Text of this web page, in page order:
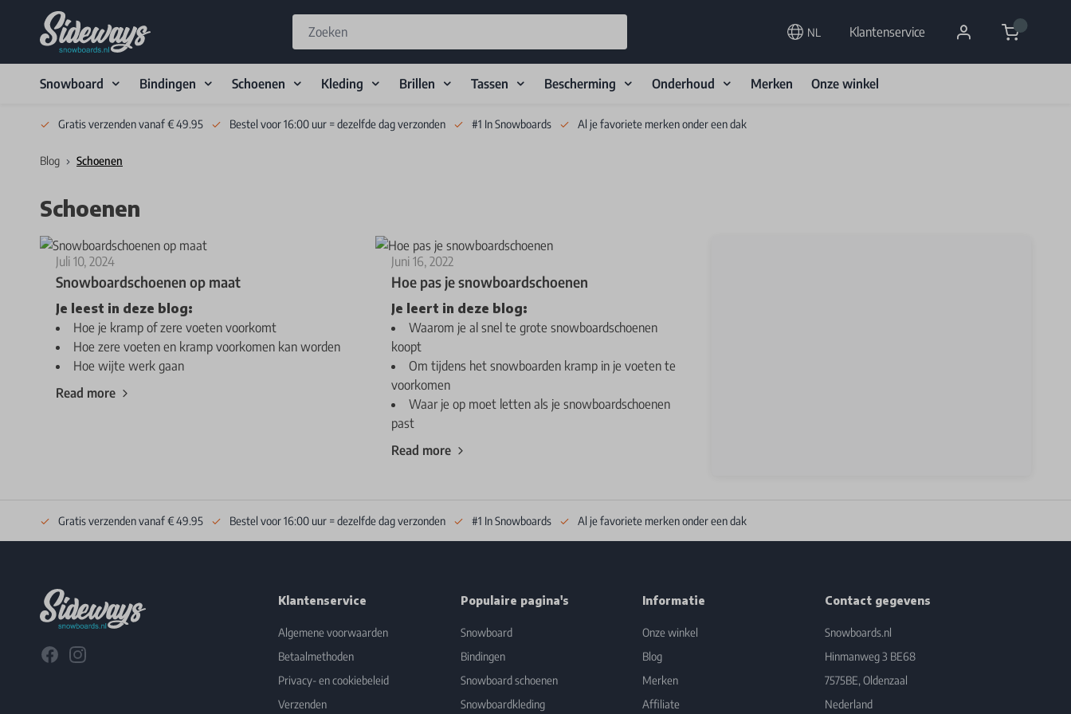
NL Klantenservice Cart
Snowboard Bindingen Schoenen Kleding Brillen Tassen Bescherming Onderhoud Merken Onze winkel
Gratis verzenden vanaf € 49.95 Bestel voor 16:00 uur = dezelfde dag verzonden #1 In Snowboards Al je favoriete merken onder een dak
Blog Schoenen
Schoenen
Juli 10, 2024
Snowboardschoenen op maat
Je leest in deze blog:
Hoe je kramp of zere voeten voorkomt
Hoe zere voeten en kramp voorkomen kan worden
Hoe wijte werk gaan
Read more
Juni 16, 2022
Hoe pas je snowboardschoenen
Je leert in deze blog:
Waarom je al snel te grote snowboardschoenen
koopt
Om tijdens het snowboarden kramp in je voeten te
voorkomen
Waar je op moet letten als je snowboardschoenen
past
Read more
Gratis verzenden vanaf € 49.95 Bestel voor 16:00 uur = dezelfde dag verzonden #1 In Snowboards Al je favoriete merken onder een dak
FacebookInstagram
Klantenservice
Algemene voorwaarden
Betaalmethoden
Privacy- en cookiebeleid
Verzenden
Populaire pagina's
Snowboard
Bindingen
Snowboard schoenen
Snowboardkleding
Informatie
Onze winkel
Blog
Merken
Affiliate
Contact gegevens
Snowboards.nl
Hinmanweg 3 BE68
7575BE, Oldenzaal
Nederland